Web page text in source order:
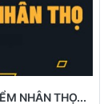
NHÂN THỌ...